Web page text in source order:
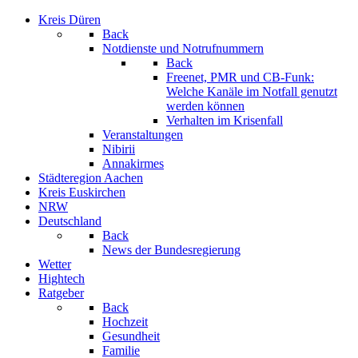
Kreis Düren
Back
Notdienste und Notrufnummern
Back
Freenet, PMR und CB-Funk:
Welche Kanäle im Notfall genutzt
werden können
Verhalten im Krisenfall
Veranstaltungen
Nibirii
Annakirmes
Städteregion Aachen
Kreis Euskirchen
NRW
Deutschland
Back
News der Bundesregierung
Wetter
Hightech
Ratgeber
Back
Hochzeit
Gesundheit
Familie